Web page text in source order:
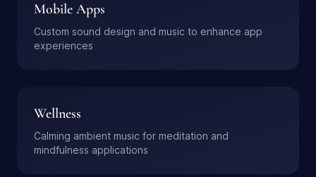
Mobile Apps
Custom sound design and music to enhance app
experiences
Wellness
Calming ambient music for meditation and
mindfulness applications